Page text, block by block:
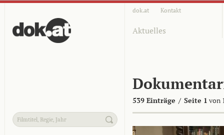
dok.at Kontakt
Aktuelles
539 Einträge / Seite 1 von